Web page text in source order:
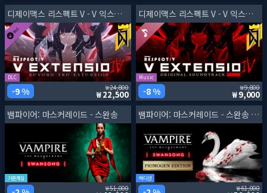
디제이맥스 리스펙트 V - V 익스텐션 4 팩
DLC
9 % 24,800
22,500
디제이맥스 리스펙트 V - V 익스텐션 4 오리지널 사운드트랙
Music
8 % 9,800
9,000
뱀파이어: 마스커레이드 - 스완송
기본게임
51,000
뱀파이어: 마스커레이드 - 스완송 프리모겐 에디션
에디션
61,000